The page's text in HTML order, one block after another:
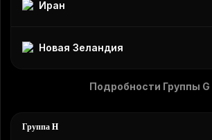
Иран
Новая Зеландия
Подробности Группы G
Группа H